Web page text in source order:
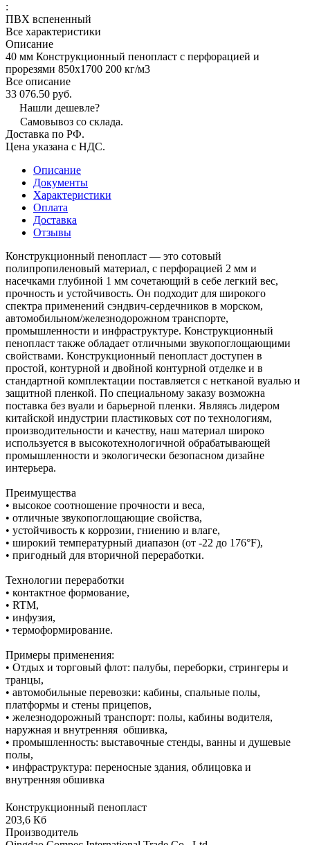
:
ПВХ вспененный
Все характеристики
Описание
40 мм Конструкционный пенопласт с перфорацией и
прорезями 850х1700 200 кг/м3
Все описание
33 076.50 руб.
Нашли дешевле?
Самовывоз со склада.
Доставка по РФ.
Цена указана с НДС.
Описание
Документы
Характеристики
Оплата
Доставка
Отзывы
Конструкционный пенопласт — это сотовый
полипропиленовый материал, с перфорацией 2 мм и
насечками глубиной 1 мм сочетающий в себе легкий вес,
прочность и устойчивость. Он подходит для широкого
спектра применений сэндвич-сердечников в морском,
автомобильном/железнодорожном транспорте,
промышленности и инфраструктуре. Конструкционный
пенопласт также обладает отличными звукопоглощающими
свойствами. Конструкционный пенопласт доступен в
простой, контурной и двойной контурной отделке и в
стандартной комплектации поставляется с нетканой вуалью и
защитной пленкой. По специальному заказу возможна
поставка без вуали и барьерной пленки. Являясь лидером
китайской индустрии пластиковых сот по технологиям,
производительности и качеству, наш материал широко
используется в высокотехнологичной обрабатывающей
промышленности и экологически безопасном дизайне
интерьера.
Преимущества
• высокое соотношение прочности и веса,
• отличные звукопоглощающие свойства,
• устойчивость к коррозии, гниению и влаге,
• широкий температурный диапазон (от -22 до 176°F),
• пригодный для вторичной переработки.
Технологии переработки
• контактное формование,
• RTM,
• инфузия,
• термоформирование.
Примеры применения:
• Отдых и торговый флот: палубы, переборки, стрингеры и
транцы,
• автомобильные перевозки: кабины, спальные полы,
платформы и стены прицепов,
• железнодорожный транспорт: полы, кабины водителя,
наружная и внутренняя обшивка,
• промышленность: выставочные стенды, ванны и душевые
полы,
• инфраструктура: переносные здания, облицовка и
внутренняя обшивка
Конструкционный пенопласт
203,6 Кб
Производитель